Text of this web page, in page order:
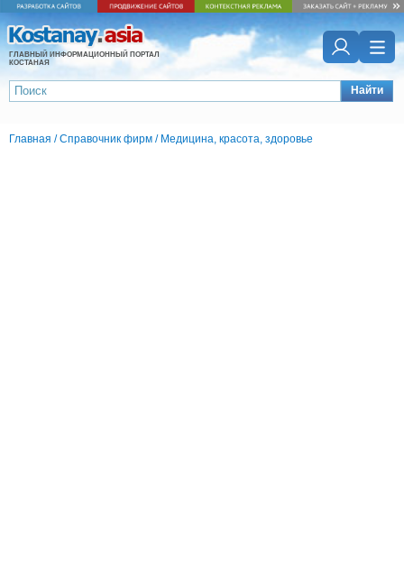
ГЛАВНЫЙ ИНФОРМАЦИОННЫЙ ПОРТАЛ
КОСТАНАЯ
Найти
Главная /Справочник фирм / Медицина, красота, здоровье